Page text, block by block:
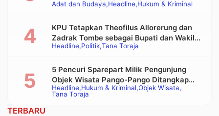
Adat dan Budaya Headline Hukum & Kriminal
Alat Berat pada Eksekusi Rumah Adat
Headline Politik Tana Toraja
KPU Tetapkan Theofilus Allorerung dan
Zadrak Tombe sebagai Bupati dan Wakil
Bupati Tana Toraja Terpilih
Headline Hukum & Kriminal Objek Wisata
Tana Toraja
5 Pencuri Sparepart Milik Pengunjung
Objek Wisata Pango-Pango Ditangkap
Polisi
TERBARU